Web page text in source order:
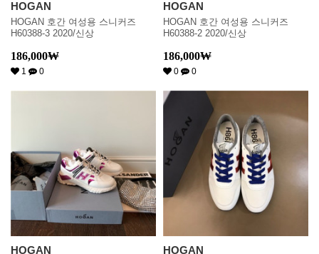
HOGAN
HOGAN 호간 여성용 스니커즈
H60388-3 2020/신상
186,000₩
1 0
HOGAN
HOGAN 호간 여성용 스니커즈
H60388-2 2020/신상
186,000₩
0 0
HOGAN HOGAN